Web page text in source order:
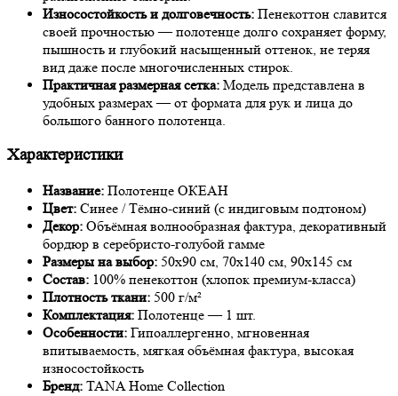
Износостойкость и долговечность: Пенекоттон славится
своей прочностью — полотенце долго сохраняет форму,
пышность и глубокий насыщенный оттенок, не теряя
вид даже после многочисленных стирок.
Практичная размерная сетка: Модель представлена в
удобных размерах — от формата для рук и лица до
большого банного полотенца.
Характеристики
Название: Полотенце ОКЕАН
Цвет: Синее / Тёмно-синий (с индиговым подтоном)
Декор: Объёмная волнообразная фактура, декоративный
бордюр в серебристо-голубой гамме
Размеры на выбор: 50х90 см, 70х140 см, 90х145 см
Состав: 100% пенекоттон (хлопок премиум-класса)
Плотность ткани: 500 г/м²
Комплектация: Полотенце — 1 шт.
Особенности: Гипоаллергенно, мгновенная
впитываемость, мягкая объёмная фактура, высокая
износостойкость
Бренд: TANA Home Collection